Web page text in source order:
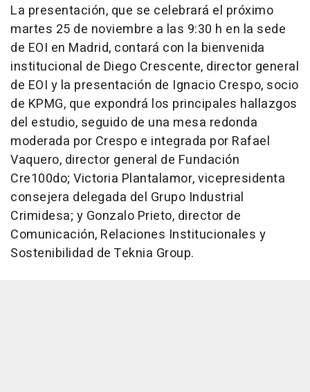
La presentación, que se celebrará el próximo
martes 25 de noviembre a las 9:30 h en la sede
de EOI en Madrid, contará con la bienvenida
institucional de Diego Crescente, director general
de EOI y la presentación de Ignacio Crespo, socio
de KPMG, que expondrá los principales hallazgos
del estudio, seguido de una mesa redonda
moderada por Crespo e integrada por Rafael
Vaquero, director general de Fundación
Cre100do; Victoria Plantalamor, vicepresidenta
consejera delegada del Grupo Industrial
Crimidesa; y Gonzalo Prieto, director de
Comunicación, Relaciones Institucionales y
Sostenibilidad de Teknia Group.